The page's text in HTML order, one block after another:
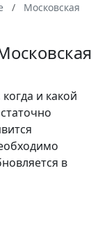
Московская
и какой
в